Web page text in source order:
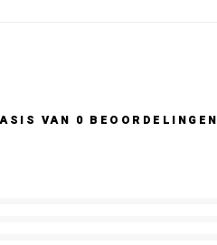
VAN 0 BEOORDELINGEN